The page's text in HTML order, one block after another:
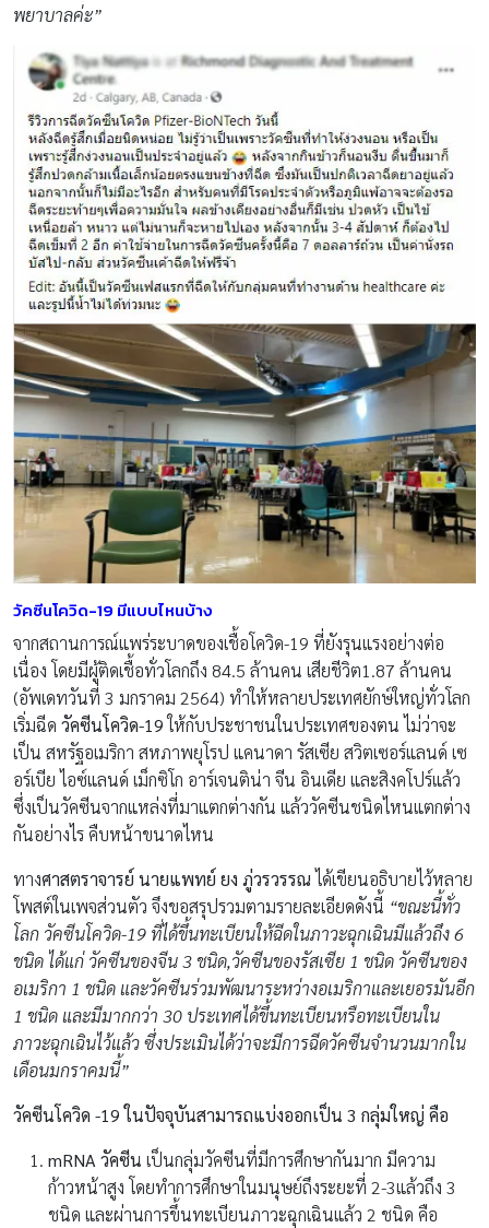
พยาบาลค่ะ”
วัคซีนโควิด-19 มีแบบไหนบ้าง
จากสถานการณ์แพร่ระบาดของเชื้อโควิด-19 ที่ยังรุนแรงอย่างต่อ
เนื่อง โดยมีผู้ติดเชื้อทั่วโลกถึง 84.5 ล้านคน เสียชีวิต1.87 ล้านคน
(อัพเดทวันที่ 3 มกราคม 2564) ทำให้หลายประเทศยักษ์ใหญ่ทั่วโลก
เริ่มฉีด วัคซีนโควิด-19ให้กับประชาชนในประเทศของตน ไม่ว่าจะ
เป็น สหรัฐอเมริกา สหภาพยุโรป แคนาดา รัสเซีย สวิตเซอร์แลนด์ เซ
อร์เบีย ไอซ์แลนด์ เม็กซิโก อาร์เจนติน่า จีน อินเดีย และสิงคโปร์แล้ว
ซึ่งเป็นวัคซีนจากแหล่งที่มาแตกต่างกัน แล้ววัคซีนชนิดไหนแตกต่าง
กันอย่างไร คืบหน้าขนาดไหน
ทางศาสตราจารย์ นายแพทย์ ยง ภู่วรวรรณได้เขียนอธิบายไว้หลาย
โพสต์ในเพจส่วนตัว จึงขอสรุปรวมตามรายละเอียดดังนี้ “ขณะนี้ทั่ว
โลก วัคซีนโควิด-19 ที่ได้ขึ้นทะเบียนให้ฉีดในภาวะฉุกเฉินมีแล้วถึง 6
ชนิด ได้แก่ วัคซีนของจีน 3 ชนิด,วัคซีนของรัสเซีย 1 ชนิด วัคซีนของ
อเมริกา 1 ชนิด และวัคซีนร่วมพัฒนาระหว่างอเมริกาและเยอรมันอีก
1 ชนิดและมีมากกว่า 30 ประเทศได้ขึ้นทะเบียนหรือทะเบียนใน
ภาวะฉุกเฉินไว้แล้วซึ่งประเมินได้ว่าจะมีการฉีดวัคซีนจำนวนมากใน
เดือนมกราคมนี้”
วัคซีนโควิด -19 ในปัจจุบันสามารถแบ่งออกเป็น 3 กลุ่มใหญ่ คือ
mRNA วัคซีน เป็นกลุ่มวัคซีนที่มีการศึกษากันมาก มีความ
ก้าวหน้าสูง โดยทำการศึกษาในมนุษย์ถึงระยะที่ 2-3แล้วถึง 3
ชนิด และผ่านการขึ้นทะเบียนภาวะฉุกเฉินแล้ว 2 ชนิด คือ